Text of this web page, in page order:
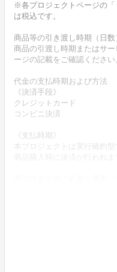
※各プロジェクトページの
は税込です。
商品等の引き渡し時期（日
商品の引渡し時期またはサ
ージの記載をご確認ください
代金の支払時期および方法
《決済手段》
クレジットカード
コンビニ決済
《支払時期》
本プロジェクトは実行確約型